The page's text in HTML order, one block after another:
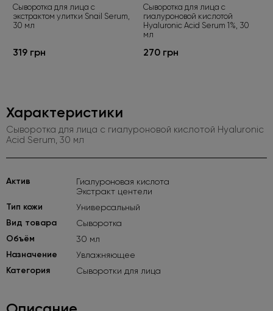
Сыворотка для лица с
экстрактом улитки Snail Serum,
30 мл
319 грн
Сыворотка для лица с
гиалуроновой кислотой
Hyaluronic Acid Serum 1%, 30
мл
270 грн
Характеристики
Сыворотка для лица с гиалуроновой кислотой Hyaluronic
Acid Serum, 30 мл
Актив
Гиалуроновая кислота
Экстракт центели
Тип кожи Универсальный
Вид товара Сыворотка
Объём 30 мл
Назначение Увлажняющее
Категория Сыворотки для лица